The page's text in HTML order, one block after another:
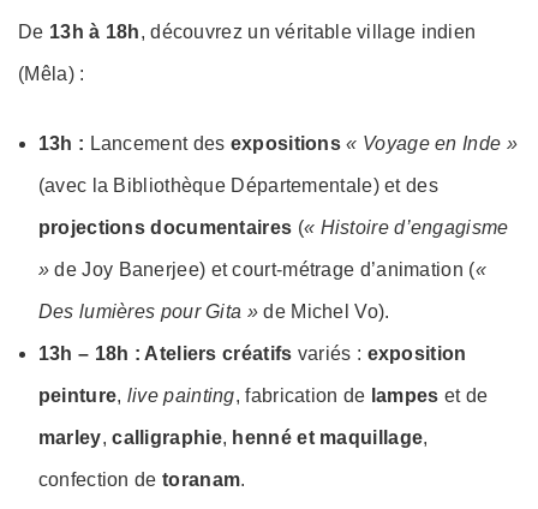
De 13h à 18h, découvrez un véritable village indien
(Mêla) :
13h : Lancement des expositions « Voyage en Inde »
(avec la Bibliothèque Départementale) et des
projections documentaires (« Histoire d’engagisme
» de Joy Banerjee) et court-métrage d’animation («
Des lumières pour Gita » de Michel Vo).
13h – 18h : Ateliers créatifs variés : exposition
peinture, live painting, fabrication de lampes et de
marley,calligraphie, henné et maquillage,
confection de toranam.